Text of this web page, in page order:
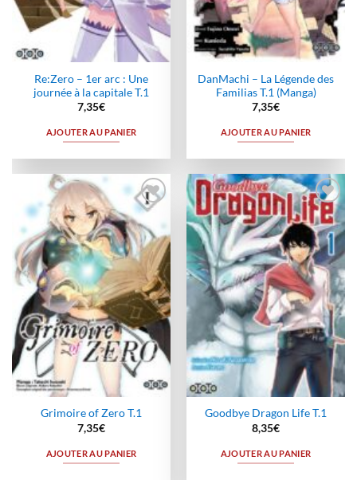
Re:Zero – 1er arc : Une
journée à la capitale T.1
7,35€
AJOUTER AU PANIER
DanMachi – La Légende des
Familias T.1 (Manga)
7,35€
AJOUTER AU PANIER
Ajouter
à la
wishlist
Grimoire of Zero T.1
7,35€
AJOUTER AU PANIER
Ajouter
à la
wishlist
Goodbye Dragon Life T.1
8,35€
AJOUTER AU PANIER